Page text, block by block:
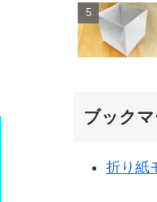
ブックマ
折り紙